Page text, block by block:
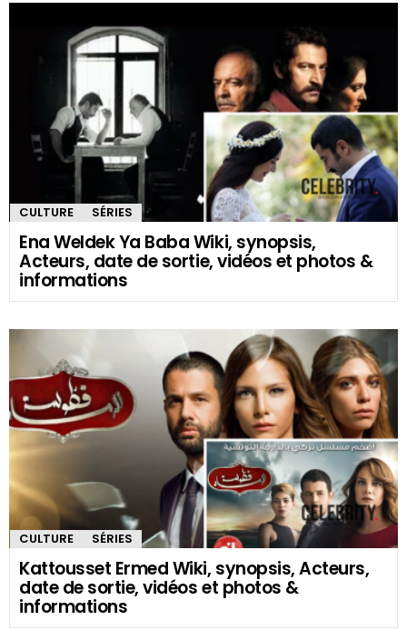
CULTURE SÉRIES
Ena Weldek Ya Baba Wiki, synopsis,
Acteurs, date de sortie, vidéos et photos &
informations
CULTURE SÉRIES
Kattousset Ermed Wiki, synopsis, Acteurs,
date de sortie, vidéos et photos &
informations